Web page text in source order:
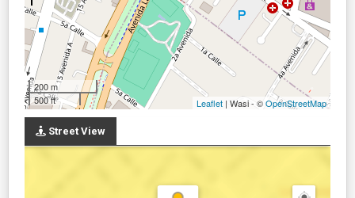
200 m
500 ft
Leaflet | Wasi - ©OpenStreetMap
Street View